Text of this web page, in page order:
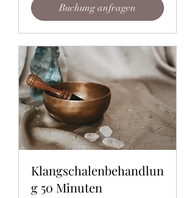
Buchung anfragen
Klangschalenbehandlun
g 50 Minuten